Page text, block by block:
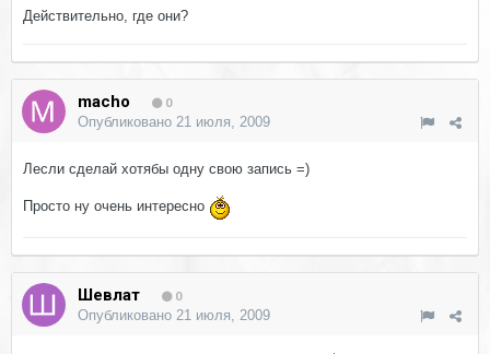
Действительно, где они?
macho 0
Опубликовано 21 июля, 2009
Лесли сделай хотябы одну свою запись =)
Просто ну очень интересно
Шевлат 0
Опубликовано 21 июля, 2009